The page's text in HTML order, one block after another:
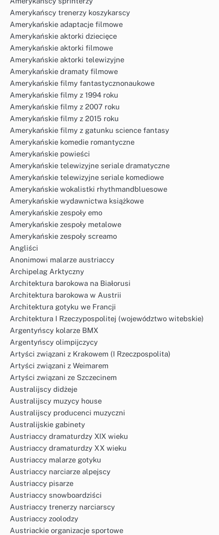
Amerykańscy trenerzy koszykarscy
Amerykańskie adaptacje filmowe
Amerykańskie aktorki dziecięce
Amerykańskie aktorki filmowe
Amerykańskie aktorki telewizyjne
Amerykańskie dramaty filmowe
Amerykańskie filmy fantastycznonaukowe
Amerykańskie filmy z 1994 roku
Amerykańskie filmy z 2007 roku
Amerykańskie filmy z 2015 roku
Amerykańskie filmy z gatunku science fantasy
Amerykańskie komedie romantyczne
Amerykańskie powieści
Amerykańskie telewizyjne seriale dramatyczne
Amerykańskie telewizyjne seriale komediowe
Amerykańskie wokalistki rhythmandbluesowe
Amerykańskie wydawnictwa książkowe
Amerykańskie zespoły emo
Amerykańskie zespoły metalowe
Amerykańskie zespoły screamo
Angliści
Anonimowi malarze austriaccy
Archipelag Arktyczny
Architektura barokowa na Białorusi
Architektura barokowa w Austrii
Architektura gotyku we Francji
Architektura I Rzeczypospolitej (województwo witebskie)
Argentyńscy kolarze BMX
Argentyńscy olimpijczycy
Artyści związani z Krakowem (I Rzeczpospolita)
Artyści związani z Weimarem
Artyści związani ze Szczecinem
Australijscy didżeje
Australijscy muzycy house
Australijscy producenci muzyczni
Australijskie gabinety
Austriaccy dramaturdzy XIX wieku
Austriaccy dramaturdzy XX wieku
Austriaccy malarze gotyku
Austriaccy narciarze alpejscy
Austriaccy pisarze
Austriaccy snowboardziści
Austriaccy trenerzy narciarscy
Austriaccy zoolodzy
Austriackie organizacje sportowe